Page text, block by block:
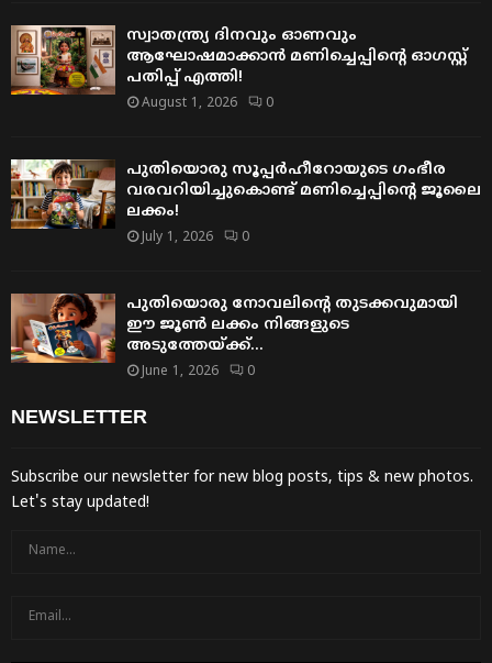
സ്വാതന്ത്ര്യ ദിനവും ഓണവും
ആഘോഷമാക്കാൻ മണിച്ചെപ്പിന്റെ ഓഗസ്റ്റ്
പതിപ്പ് എത്തി!
August 1, 2026 0
പുതിയൊരു സൂപ്പർഹീറോയുടെ ഗംഭീര
വരവറിയിച്ചുകൊണ്ട് മണിച്ചെപ്പിന്റെ ജൂലൈ
ലക്കം!
July 1, 2026 0
പുതിയൊരു നോവലിന്റെ തുടക്കവുമായി
ഈ ജൂൺ ലക്കം നിങ്ങളുടെ
അടുത്തേയ്ക്ക്…
June 1, 2026 0
NEWSLETTER
Subscribe our newsletter for new blog posts, tips & new photos.
Let's stay updated!